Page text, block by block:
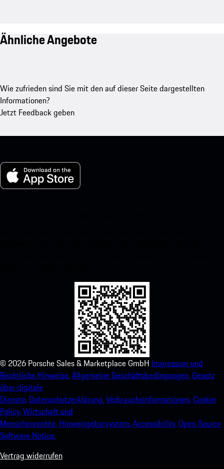
Ähnliche Angebote
Wie zufrieden sind Sie mit den auf dieser Seite dargestellten
Informationen?
Jetzt Feedback geben
© 2026 Porsche Sales & Marketplace GmbH Impressum und
Rechtliche Hinweise.Allgemeine Geschäftsbedingungen.Gesetz
über digitale
Dienste. Datenschutzerklärung.Verbrauchsinformationen.Cookie
Policy.Wirtschaft und
Menschenrechte. Hinweisgebersystem.Accessibility.Open Source
Software Notice.
Vertrag widerrufen